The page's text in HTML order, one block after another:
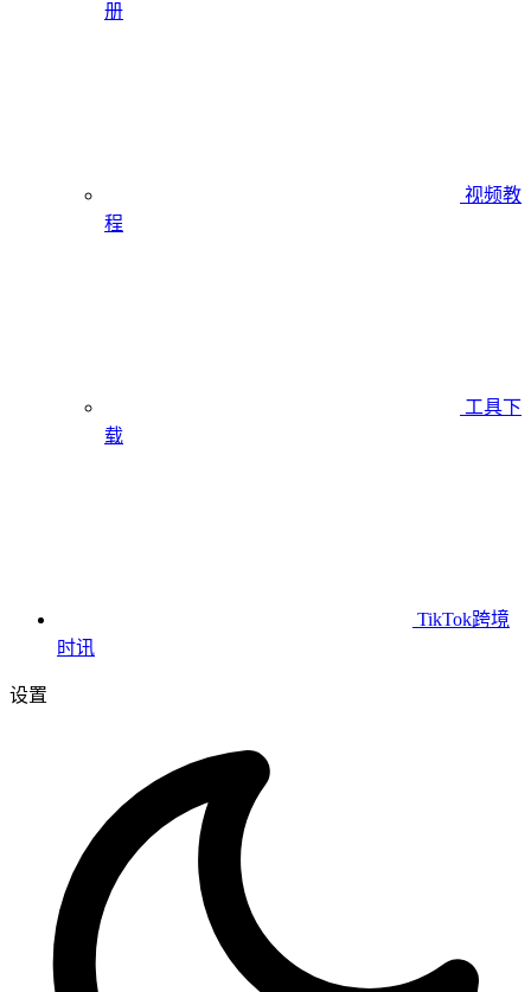
册
视频教
程
工具下
载
TikTok跨境
时讯
设置